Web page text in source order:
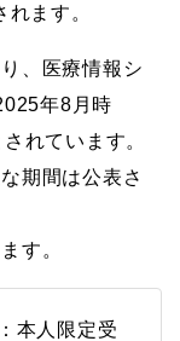
ます。
、医療情報シ
年8月時
れています。
期間は公表さ
す。
本人限定受